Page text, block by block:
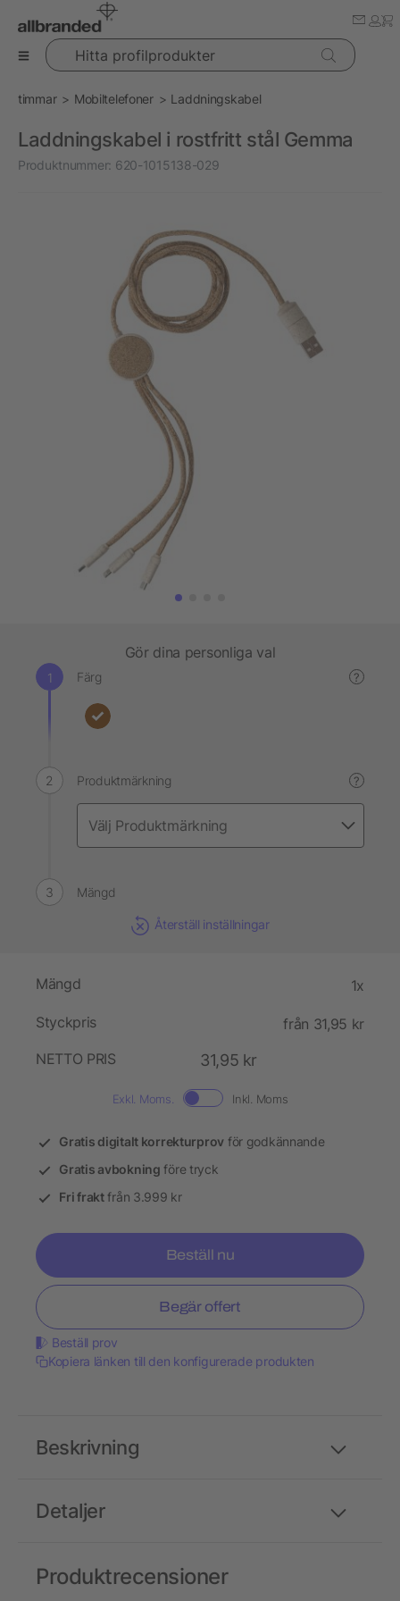
Hitta profilprodukter
timmar Mobiltelefoner Laddningskabel
Laddningskabel i rostfritt stål Gemma
Produktnummer: 620-1015138-029
Gör dina personliga val
Färg ?
Produktmärkning ?
Mängd
Återställ inställningar
Mängd 1x
Styckpris
från 31,95 kr
NETTO PRIS
31,95 kr
Exkl. Moms. Inkl. Moms
Gratis digitalt korrekturprov för godkännande
Gratis avbokning före tryck
Fri fraktfrån 3.999 kr
Beställ nu
Begär offert
Beställ prov
Kopiera länken till den konfigurerade produkten
Detaljer
Beskrivning
Produktrecensioner